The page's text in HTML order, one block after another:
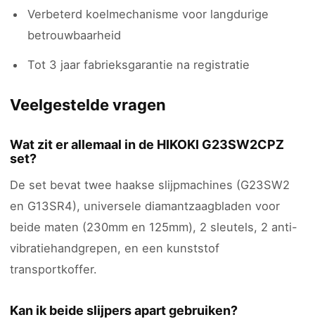
Verbeterd koelmechanisme voor langdurige
betrouwbaarheid
Tot 3 jaar fabrieksgarantie na registratie
Veelgestelde vragen
Wat zit er allemaal in de HIKOKI G23SW2CPZ
set?
De set bevat twee haakse slijpmachines (G23SW2
en G13SR4), universele diamantzaagbladen voor
beide maten (230mm en 125mm), 2 sleutels, 2 anti-
vibratiehandgrepen, en een kunststof
transportkoffer.
Kan ik beide slijpers apart gebruiken?